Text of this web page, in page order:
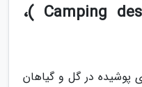
8. کمپ ( Camping des Glaciers )،
پوشیده در گل و گیاهان